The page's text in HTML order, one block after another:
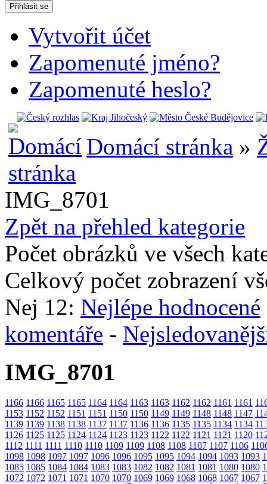
Přihlásit se
Vytvořit účet
Zapomenuté jméno?
Zapomenuté heslo?
Domácí stránka »
IMG_8701
Zpět na přehled kategorie
Počet obrázků ve všech
Celkový počet zobrazení
Nej 12: Nejlépe hodnocené
komentáře -
IMG_8701
1166 1166 1165 1165 1164 1164 1163 1163 1162 1162 1161 1161
1153 1152 1152 1151 1151 1150 1150 1149 1149 1148 1148 1147
1139 1139 1138 1138 1137 1137 1136 1136 1135 1135 1134 1134
1126 1125 1125 1124 1124 1123 1123 1122 1122 1121 1121 1120
1112 1111 1111 1110 1110 1109 1109 1108 1108 1107 1107 1106
1098 1098 1097 1097 1096 1096 1095 1095 1094 1094 1093 1093
1085 1085 1084 1084 1083 1083 1082 1082 1081 1081 1080 1080
1072 1072 1071 1071 1070 1070 1069 1069 1068 1068 1067 1067